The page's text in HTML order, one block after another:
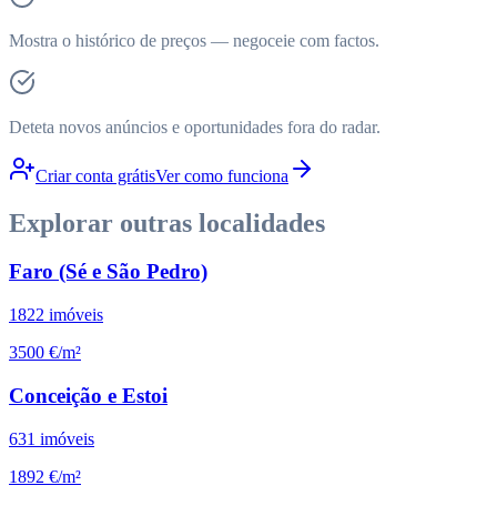
Mostra o histórico de preços — negoceie com factos.
Deteta novos anúncios e oportunidades fora do radar.
Criar conta grátisVer como funciona
Explorar outras localidades
Faro (Sé e São Pedro)
1822 imóveis
3500 €/m²
Conceição e Estoi
631 imóveis
1892 €/m²